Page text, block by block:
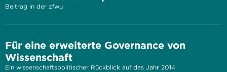
Beitrag in der zfwu
Für eine erweiterte Governance von
Wissenschaft
Ein wissenschaftspolitischer Rückblick auf das Jahr 2014